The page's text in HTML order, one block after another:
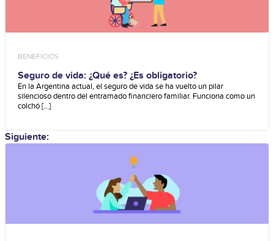
BENEFICIOS
Seguro de vida: ¿Qué es? ¿Es obligatorio?
En la Argentina actual, el seguro de vida se ha vuelto un pilar
silencioso dentro del entramado financiero familiar. Funciona como un
colchó [...]
Siguiente: